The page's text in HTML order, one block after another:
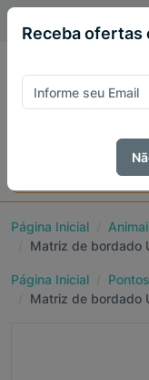
Página Inicial
Matriz de bordado
Página Inicial
Matriz de bordado
Receba